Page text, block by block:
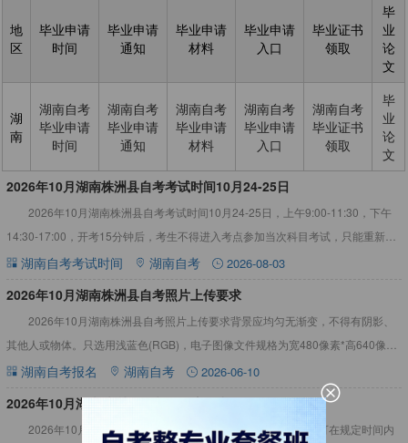
地
区
毕业申请
时间
毕业申请
通知
毕业申请
材料
毕业申请
入口
毕业证书
领取
毕
业
论
文
湖
南
湖南自考
毕业申请
时间
湖南自考
毕业申请
通知
湖南自考
毕业申请
材料
湖南自考
毕业申请
入口
湖南自考
毕业证书
领取
毕
业
论
文
2026年10月湖南株洲县自考考试时间10月24-25日
2026年10月湖南株洲县自考考试时间10月24-25日，上午9:00-11:30，下午
14:30-17:00，开考15分钟后，考生不得进入考点参加当次科目考试，只能重新报
考，建议考生合理规划好赴考路
湖南自考考试时间 湖南自考 2026-08-03
2026年10月湖南株洲县自考照片上传要求
2026年10月湖南株洲县自考照片上传要求背景应均匀无渐变，不得有阴影、
其他人或物体。只选用浅蓝色(RGB)，电子图像文件规格为宽480像素*高640像
素，分辨率300dpi，24位真彩色等，详情见下
湖南自考报名 湖南自考 2026-06-10
​2026年10月湖南株洲县自考报名流程步骤
2026年10月湖南株洲县自考报名流程步骤详解已公布，考生可在规定时间内